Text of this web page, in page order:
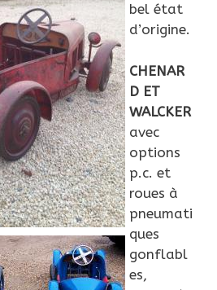
bel état
d’origine.
CHENAR
D ET
WALCKER
avec
options
p.c. et
roues à
pneumati
ques
gonflabl
es,